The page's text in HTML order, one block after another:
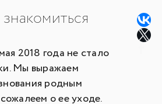
2018 года не стало
Мы выражаем
родным
о ее уходе.